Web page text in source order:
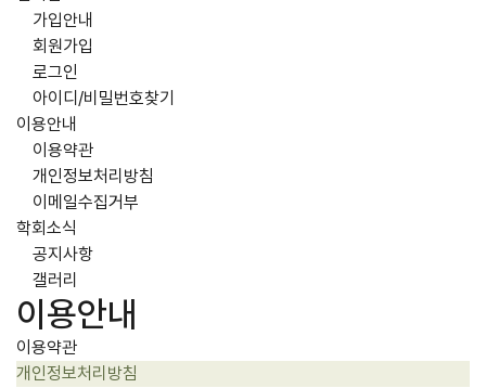
가입안내
회원가입
로그인
아이디/비밀번호찾기
이용안내
이용약관
개인정보처리방침
이메일수집거부
학회소식
공지사항
갤러리
이용안내
이용약관
개인정보처리방침